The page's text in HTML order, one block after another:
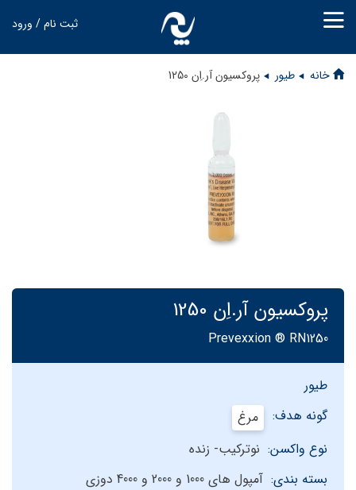
ثبت نام / ورود
خانه طیور پروکسیون آر.اِن 1250
پروکسیون آر.اِن 1250
Prevexxion ® RN1250
طیور
گونه هدف:
مرغ
نوع واکسن: نوترکیب- زنده
بسته بندی: آمپول های 1000 و 2000 و 4000 دوزی